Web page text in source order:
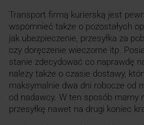
Transport firmą kurierską jest
wspomnieć także o pozostałych
jak ubezpieczenie, przesyłka za
czy doręczenie wieczorne itp.
stanie zdecydować co naprawdę
należy także o czasie dostawy,
maksymalnie dwa dni robocze od
od nadawcy. W ten sposób mamy
przesyłkę nawet na drugi koniec